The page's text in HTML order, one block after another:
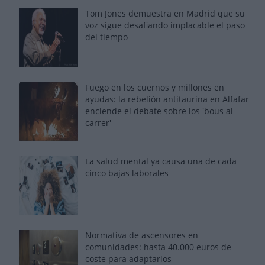
Tom Jones demuestra en Madrid que su
voz sigue desafiando implacable el paso
del tiempo
Fuego en los cuernos y millones en
ayudas: la rebelión antitaurina en Alfafar
enciende el debate sobre los 'bous al
carrer'
La salud mental ya causa una de cada
cinco bajas laborales
Normativa de ascensores en
comunidades: hasta 40.000 euros de
coste para adaptarlos